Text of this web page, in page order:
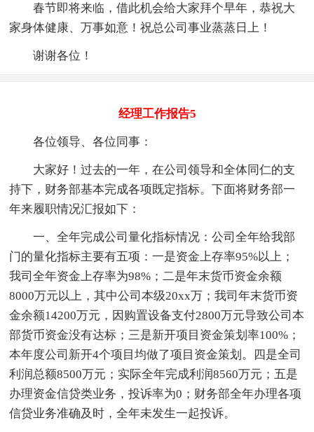
春节即将来临，借此机会给大家拜个早年，恭祝大
家身体健康、万事如意！祝总公司事业蒸蒸日上！
谢谢各位！
经理工作报告5
各位领导、各位同事：
大家好！过去的一年，在公司领导和全体同仁的支
持下，财务部基本完成各项既定指标。下面将财务部一
年来履职情况汇报如下：
一、全年完成公司量化指标情况：公司全年给我部
门的量化指标主要有五项：一是资金上存率95%以上；
我司全年资金上存率为98%；二是年末货币资金余额
8000万元以上，其中公司本级20xx万；我司年末货币资
金余额14200万元，因购置设备支付2800万元导致公司本
部货币资金没有达标；三是新开项目资金策划率100%；
本年度公司新开4个项目均做了项目资金策划。四是全司
利润总额8500万元；实际全年完成利润8560万元；五是
办理资金信贷类业务，投诉率为0；财务部全年办理各项
信贷业务准确及时，全年未发生一起投诉。